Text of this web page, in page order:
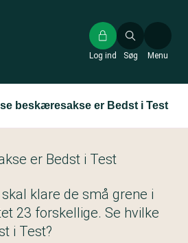
Søg
Log ind Menu
beskæresakse er Bedst i Test
er Bedst i Test
klare de små grene i
23 forskellige. Se hvilke
i Test?